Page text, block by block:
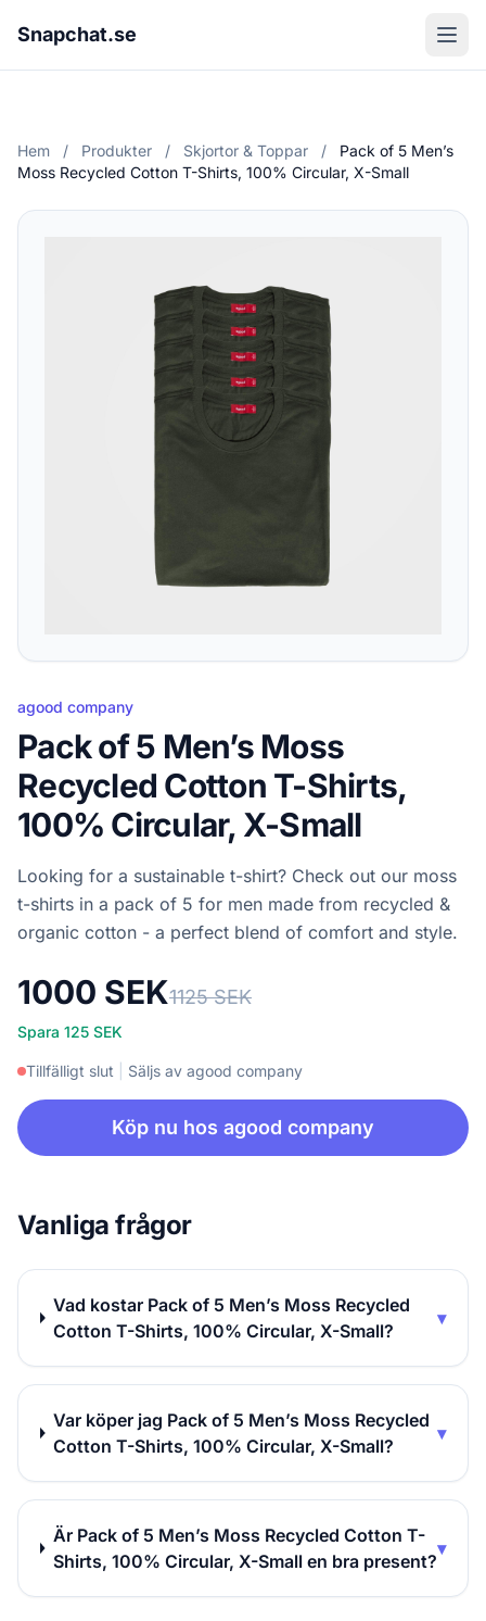
Snapchat.se
Hem / Produkter / Skjortor & Toppar /
Pack of 5 Men’s
Moss Recycled Cotton T-Shirts, 100% Circular, X-Small
agood company
Pack of 5 Men’s Moss
Recycled Cotton T-Shirts,
100% Circular, X-Small
Looking for a sustainable t-shirt? Check out our moss
t-shirts in a pack of 5 for men made from recycled &
organic cotton - a perfect blend of comfort and style.
1000 SEK1125 SEK
Spara 125 SEK
Tillfälligt slut Säljs av agood company
Köp nu hos agood company
Vanliga frågor
Vad kostar Pack of 5 Men’s Moss Recycled
Cotton T-Shirts, 100% Circular, X-Small?
▾
Var köper jag Pack of 5 Men’s Moss Recycled
Cotton T-Shirts, 100% Circular, X-Small?
▾
Är Pack of 5 Men’s Moss Recycled Cotton T-
Shirts, 100% Circular, X-Small en bra present?
▾